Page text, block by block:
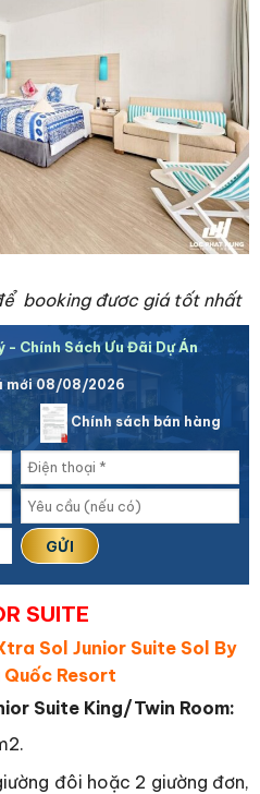
booking đươc giá tốt nhất
- Chính Sách Ưu Đãi Dự Án
mới 08/08/2026
Chính sách bán hàng
SUITE
Sol Junior Suite Sol By
Quốc Resort
Suite King/Twin Room:
đôi hoặc 2 giường đơn,